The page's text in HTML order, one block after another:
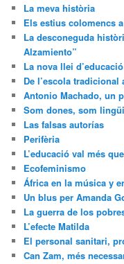
La meva història
Els estius colomencs
La desconeguda
Alzamiento”
La nova llei d’educació
De l’escola tradicional
Antonio Machado, un
Som dones, som
Las falsas autorías
Perifèria
L’educació val més
Ecofeminismo
África en la música y
Un blus per Amanda
La guerra de los
L’efecte Matilda
El personal sanitari,
Can Zam, més